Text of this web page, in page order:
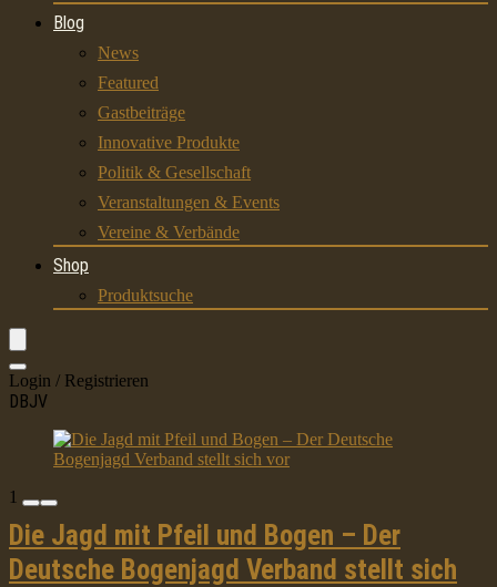
Blog
News
Featured
Gastbeiträge
Innovative Produkte
Politik & Gesellschaft
Veranstaltungen & Events
Vereine & Verbände
Shop
Produktsuche
Login / Registrieren
DBJV
1
Die Jagd mit Pfeil und Bogen – Der
Deutsche Bogenjagd Verband stellt sich